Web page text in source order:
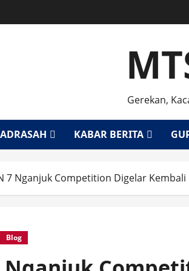
Gerekan,
KABAR BERITA
7 Nganjuk Competition Digelar Kembali
Blog